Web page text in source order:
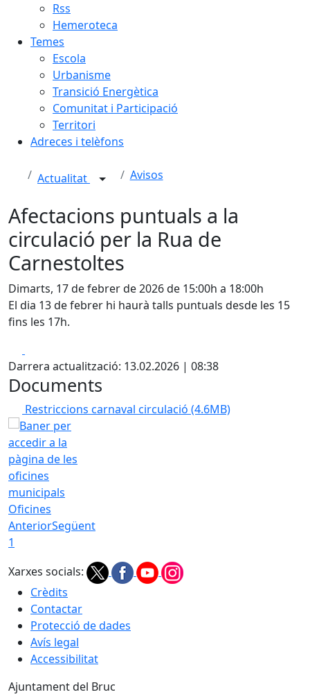
Rss
Hemeroteca
Temes
Escola
Urbanisme
Transició Energètica
Comunitat i Participació
Territori
Adreces i telèfons
Actualitat Avisos
Afectacions puntuals a la
circulació per la Rua de
Carnestoltes
Dimarts, 17 de febrer de 2026 de 15:00h a 18:00h
El dia 13 de febrer hi haurà talls puntuals desde les 15
fins les 17h.
Darrera actualització: 13.02.2026 | 08:38
Documents
Restriccions carnaval circulació (4.6MB)
Oficines
AnteriorSegüent
1
Xarxes socials:
Crèdits
Contactar
Protecció de dades
Avís legal
Accessibilitat
Ajuntament del Bruc